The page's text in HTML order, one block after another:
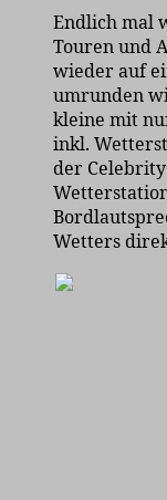
Endlich mal
Touren und
wieder auf
umrunden
kleine mit
inkl.
der
Wetters